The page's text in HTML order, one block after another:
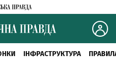
ІНФРАСТРУКТУРА